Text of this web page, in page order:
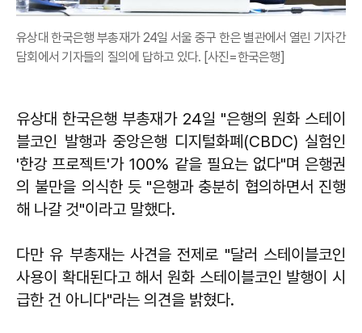
유상대 한국은행 부총재가 24일 서울 중구 한은 별관에서 열린 기자간
담회에서 기자들의 질의에 답하고 있다. [사진=한국은행]
유상대 한국은행 부총재가 24일 "은행의 원화 스테이
블코인 발행과 중앙은행 디지털화폐(CBDC) 실험인
'한강 프로젝트'가 100% 같을 필요는 없다"며 은행권
의 불만을 의식한 듯 "은행과 충분히 협의하면서 진행
해 나갈 것"이라고 말했다.
다만 유 부총재는 사견을 전제로 "달러 스테이블코인
사용이 확대된다고 해서 원화 스테이블코인 발행이 시
급한 건 아니다"라는 의견을 밝혔다.